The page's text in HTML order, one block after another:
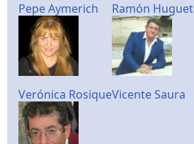
Pepe Aymerich Ramón Huguet
Verónica RosiqueVicente Saura